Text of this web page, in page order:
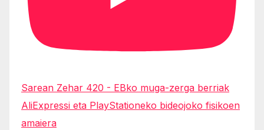
Sarean Zehar 420 - EBko muga-zerga berriak
AliExpressi eta PlayStationeko bideojoko fisikoen
amaiera